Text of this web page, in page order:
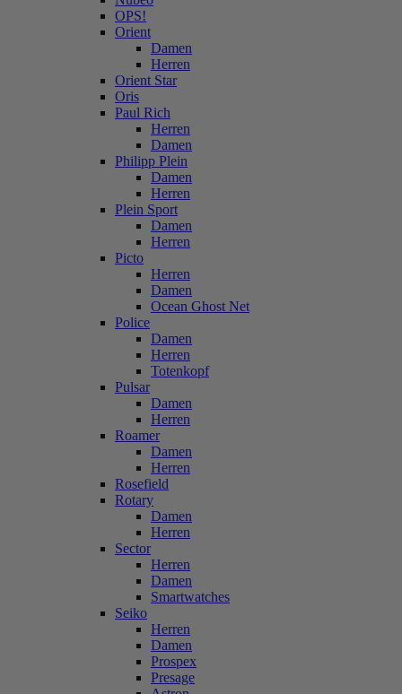
OPS!
Orient
Damen
Herren
Orient Star
Oris
Paul Rich
Herren
Damen
Philipp Plein
Damen
Herren
Plein Sport
Damen
Herren
Picto
Herren
Damen
Ocean Ghost Net
Police
Damen
Herren
Totenkopf
Pulsar
Damen
Herren
Roamer
Damen
Herren
Rosefield
Rotary
Damen
Herren
Sector
Herren
Damen
Smartwatches
Seiko
Herren
Damen
Prospex
Presage